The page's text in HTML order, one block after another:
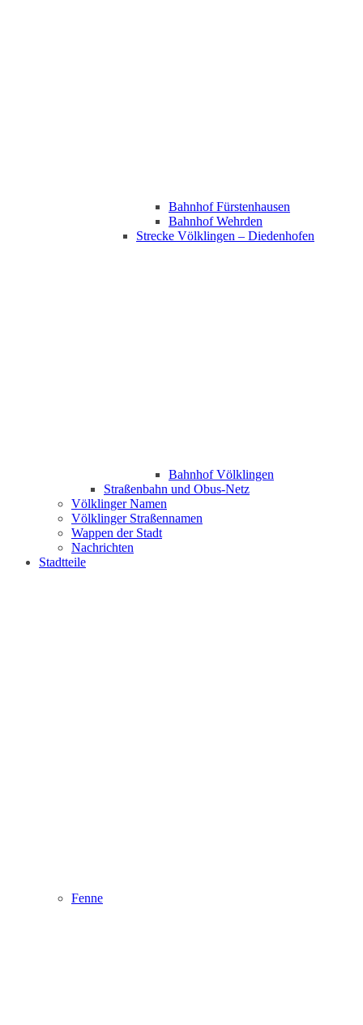
Bahnhof Fürstenhausen
Bahnhof Wehrden
Strecke Völklingen – Diedenhofen
Bahnhof Völklingen
Straßenbahn und Obus-Netz
Völklinger Namen
Völklinger Straßennamen
Wappen der Stadt
Nachrichten
Stadtteile
Fenne